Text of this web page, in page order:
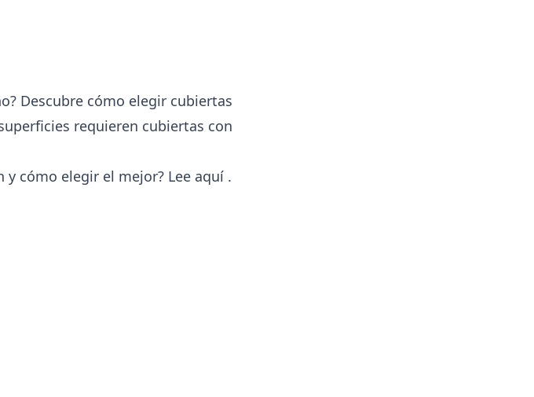
Descubre cómo elegir cubiertas
requieren cubiertas con
y cómo elegir el mejor? Lee aquí .